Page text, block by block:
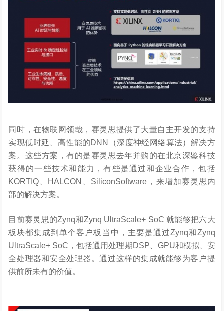
同时，在物联网领哉，赛灵思提供了大量自主开发的支持
实现低时延、高性能的DNN（深度神经网络算法）解决方
案。这些方案，有的是赛灵思去年并购的在北京深鉴科技
获得的一些技术和能力，有些是通过和企业合作，包括
KORTIQ、HALCON、SiliconSoftware，来增加赛灵思内
部的解决方案。
目前赛灵思的Zynq和Zynq UltraScale+ SoC 就能够把六大
板块都集成到单个客户板当中，主要是通过Zynq和Zynq
UltraScale+ SoC，包括通用处理期DSP、GPU和模拟、安
全处理器和安全处理器。通过这样的集成就能够为客户提
供前所未有的价值。